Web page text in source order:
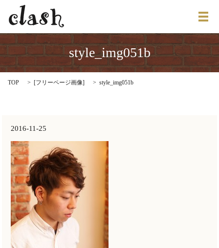
メ
style_img051b
TOP [フリーページ画像] style_img051b
2016-11-25